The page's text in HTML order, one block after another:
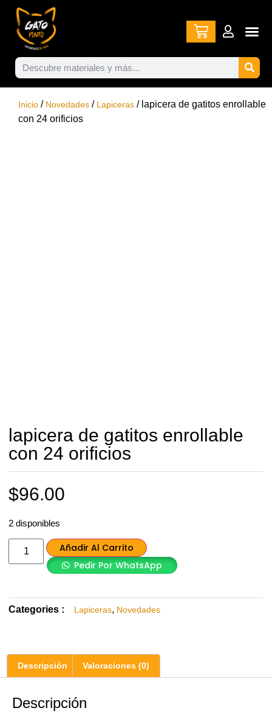
Inicio / Novedades / Lapiceras / lapicera de gatitos enrollable
con 24 orificios
lapicera de gatitos enrollable
con 24 orificios
$96.00
2 disponibles
Añadir Al Carrito
Pedir Por WhatsApp
Categories : Lapiceras, Novedades
Descripción Valoraciones (0)
Descripción